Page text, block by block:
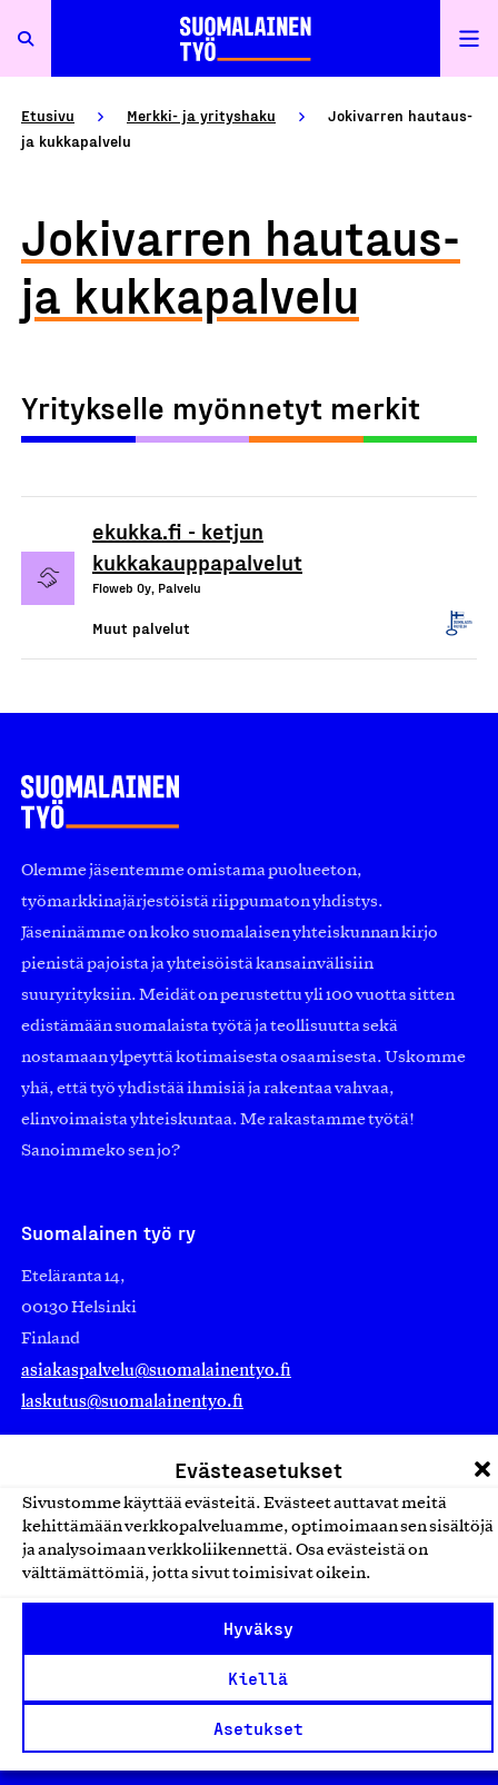
Evästeasetukset
Sivustomme käyttää evästeitä. Evästeet auttavat meitä
kehittämään verkkopalveluamme, optimoimaan sen sisältöjä
ja analysoimaan verkkoliikennettä. Osa evästeistä on
välttämättömiä, jotta sivut toimisivat oikein.
Hyväksy
Kiellä
Asetukset
Etusivu Merkki- ja yrityshaku
Jokivarren hautaus-
ja kukkapalvelu
Jokivarren hautaus-
ja kukkapalvelu
Yritykselle myönnetyt merkit
ekukka.fi - ketjun
kukkakauppapalvelut
Floweb Oy, Palvelu
Muut palvelut
Olemme jäsentemme omistama puolueeton,
työmarkkinajärjestöistä riippumaton yhdistys.
Jäseninämme on koko suomalaisen yhteiskunnan kirjo
pienistä pajoista ja yhteisöistä kansainvälisiin
suuryrityksiin. Meidät on perustettu yli 100 vuotta sitten
edistämään suomalaista työtä ja teollisuutta sekä
nostamaan ylpeyttä kotimaisesta osaamisesta. Uskomme
yhä, että työ yhdistää ihmisiä ja rakentaa vahvaa,
elinvoimaista yhteiskuntaa. Me rakastamme työtä!
Sanoimmeko sen jo?
Suomalainen työ ry
Eteläranta 14,
00130 Helsinki
Finland
asiakaspalvelu@suomalainentyo.fi
laskutus@suomalainentyo.fi
Avainlippu
Yhteiskunnallinen Yritys -merkki